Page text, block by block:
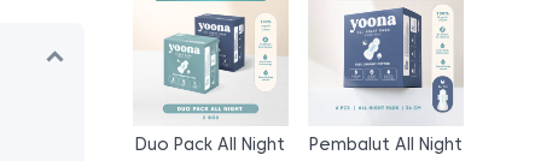
Duo Pack All Night
Pembalut All Night